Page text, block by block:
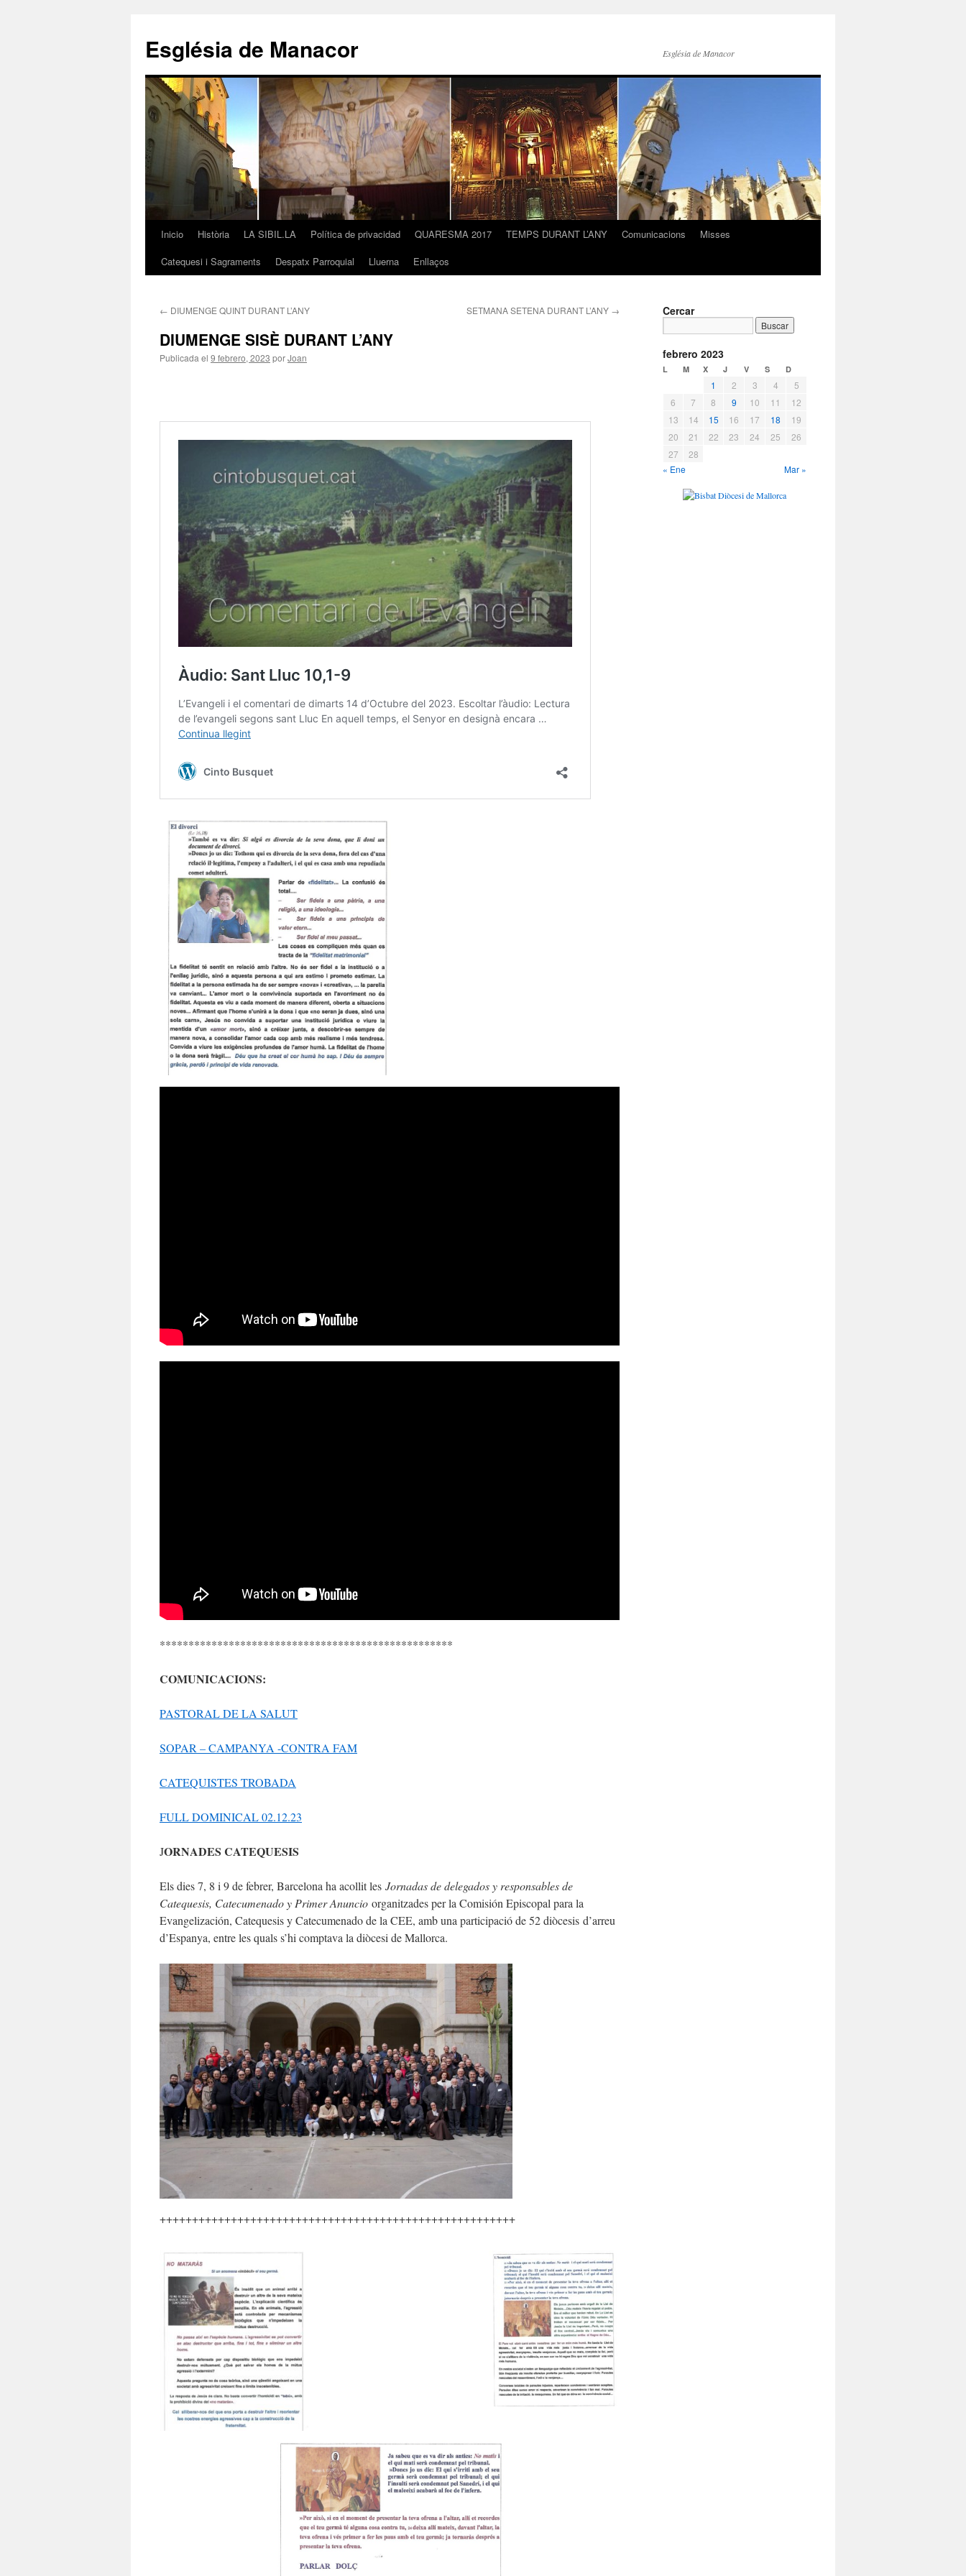
contenido
Església de Manacor Església de Manacor
Inicio Història LA SIBIL.LA Política de privacidad QUARESMA 2017 TEMPS DURANT L’ANY Comunicacions
Misses
Catequesi i Sagraments
Despatx Parroquial Lluerna Enllaços
← DIUMENGE QUINT DURANT L’ANY SETMANA SETENA DURANT L’ANY →
DIUMENGE SISÈ DURANT L’ANY
Publicada el 9 febrero, 2023 porJoan
***************************************************
COMUNICACIONS:
PASTORAL DE LA SALUT
SOPAR – CAMPANYA -CONTRA FAM
CATEQUISTES TROBADA
FULL DOMINICAL 02.12.23
JORNADES CATEQUESIS
Els dies 7, 8 i 9 de febrer, Barcelona ha acollit les Jornadas de delegados y responsables de
Catequesis, Catecumenado y Primer Anuncio organitzades per la Comisión Episcopal para la
Evangelización, Catequesis y Catecumenado de la CEE, amb una participació de 52 diòcesis d’arreu
d’Espanya, entre les quals s’hi comptava la diòcesi de Mallorca.
+++++++++++++++++++++++++++++++++++++++++++++++++++++++
Cercar
febrero 2023
L M X J V S D
1 2 3 4
5
6
7 8 9 10 11
12
13
14 15 16 17 18
19
20
21 22 23 24 25
26
27
28
« Ene
Mar »